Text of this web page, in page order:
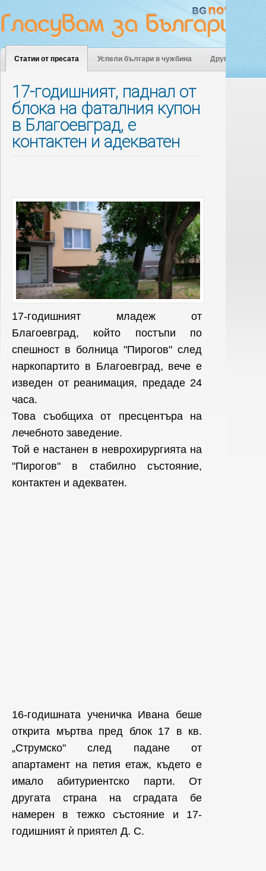
Статии от пресата Успели българи в чужбина Други
17-годишният, паднал от
блока на фаталния купон
в Благоевград, е
контактен и адекватен
17-годишният младеж от
Благоевград, който постъпи по
спешност в болница "Пирогов" след
наркопартито в Благоевград, вече е
изведен от реанимация, предаде 24
часа.
Това съобщиха от пресцентъра на
лечебното заведение.
Той е настанен в неврохирургията на
"Пирогов" в стабилно състояние,
контактен и адекватен.
16-годишната ученичка Ивана беше
открита мъртва пред блок 17 в кв.
„Струмско" след падане от
апартамент на петия етаж, където е
имало абитуриентско парти. От
другата страна на сградата бе
намерен в тежко състояние и 17-
годишният ѝ приятел Д. С.